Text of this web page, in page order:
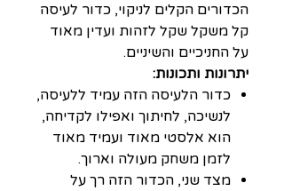
הכדורים הקלים לניקוי, כדור לעיסה
קל משקל שקל לזהות ועדין מאוד
על החניכיים והשיניים.
יתרונות ותכונות:
כדור הלעיסה הזה עמיד ללעיסה,
לנשיכה, לחיתוך ואפילו לקדיחה,
הוא אלסטי מאוד ועמיד מאוד
לזמן משחק מעולה וארוך.
מצד שני, הכדור הזה רך על